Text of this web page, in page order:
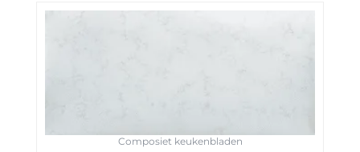
Composiet keukenbladen